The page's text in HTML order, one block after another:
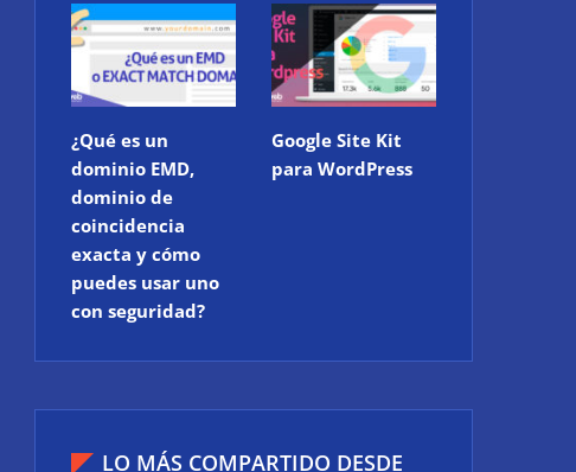
¿Qué es un
dominio EMD,
dominio de
coincidencia
exacta y cómo
puedes usar uno
con seguridad?
Google Site Kit
para WordPress
LO MÁS COMPARTIDO DESDE